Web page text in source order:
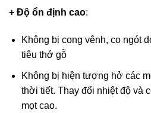
+ Độ ổn định cao:
Không bị cong vênh, co ngót
tiêu thớ gỗ
Không bị hiện tượng hở các
thời tiết. Thay đổi nhiệt độ và
mọt cao.